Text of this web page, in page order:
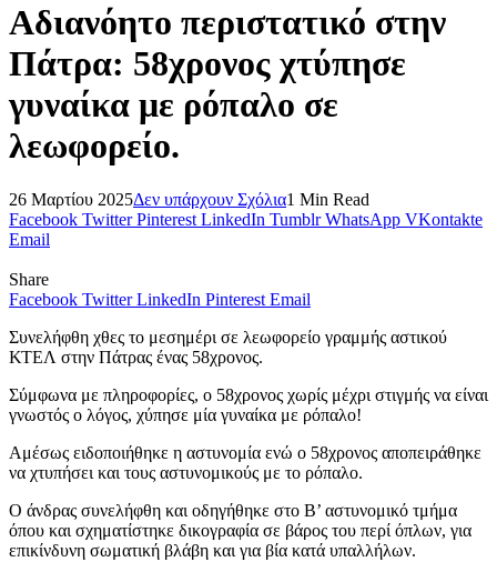
Αδιανόητο περιστατικό στην
Πάτρα: 58χρονος χτύπησε
γυναίκα με ρόπαλο σε
λεωφορείο.
26 Μαρτίου 2025Δεν υπάρχουν Σχόλια1 Min Read
Facebook Twitter Pinterest LinkedIn Tumblr WhatsApp VKontakte
Email
Share
Facebook Twitter LinkedIn Pinterest Email
Συνελήφθη χθες το μεσημέρι σε λεωφορείο γραμμής αστικού
ΚΤΕΛ στην Πάτρας ένας 58χρονος.
Σύμφωνα με πληροφορίες, o 58χρονος χωρίς μέχρι στιγμής να είναι
γνωστός ο λόγος, χύπησε μία γυναίκα με ρόπαλο!
Αμέσως ειδοποιήθηκε η αστυνομία ενώ ο 58χρονος αποπειράθηκε
να χτυπήσει και τους αστυνομικούς με το ρόπαλο.
Ο άνδρας συνελήφθη και οδηγήθηκε στο Β’ αστυνομικό τμήμα
όπου και σχηματίστηκε δικογραφία σε βάρος του περί όπλων, για
επικίνδυνη σωματική βλάβη και για βία κατά υπαλλήλων.